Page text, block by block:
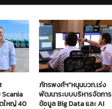
ใหญ่ 40
ภัทรพงศ์ฯ”หนุนบวท.เร่ง
พัฒนาระบบบริหารจัดการ
ข้อมูล Big Data และ AI